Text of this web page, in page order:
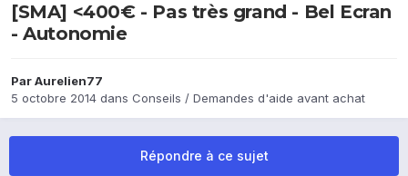
[SMA] <400€ - Pas très grand - Bel Ecran
- Autonomie
ParAurelien77
5 octobre 2014 dans Conseils / Demandes d'aide avant achat
Répondre à ce sujet